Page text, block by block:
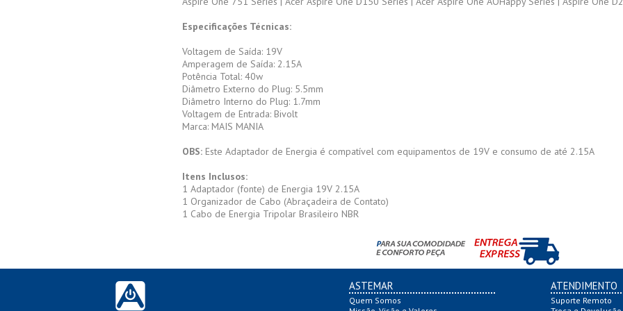
Especificações Técnicas:
Voltagem de Saída: 19V
Amperagem de Saída: 2.15A
Potência Total: 40w
Diâmetro Externo do Plug: 5.5mm
Diâmetro Interno do Plug: 1.7mm
Voltagem de Entrada: Bivolt
Marca: MAIS MANIA
OBS: Este Adaptador de Energia é compatível com equipamentos de 19V e consumo de até 2.15A
Itens Inclusos:
1 Adaptador (fonte) de Energia 19V 2.15A
1 Organizador de Cabo (Abraçadeira de Contato)
1 Cabo de Energia Tripolar Brasileiro NBR
ASTEMAR
Quem Somos
ATENDIMENTO
Suporte Remoto